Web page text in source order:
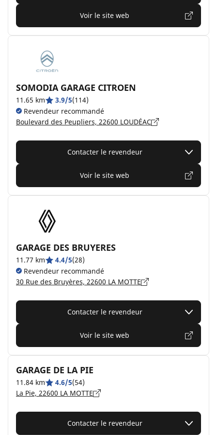
Voir le site web
SOMODIA GARAGE CITROEN
11.65 km 3.9/5(114)
Revendeur recommandé
Boulevard des Peupliers, 22600 LOUDÉAC
Contacter le revendeur
Voir le site web
GARAGE DES BRUYERES
11.77 km 4.4/5(28)
Revendeur recommandé
30 Rue des Bruyères, 22600 LA MOTTE
Contacter le revendeur
Voir le site web
GARAGE DE LA PIE
11.84 km 4.6/5(54)
La Pie, 22600 LA MOTTE
Contacter le revendeur